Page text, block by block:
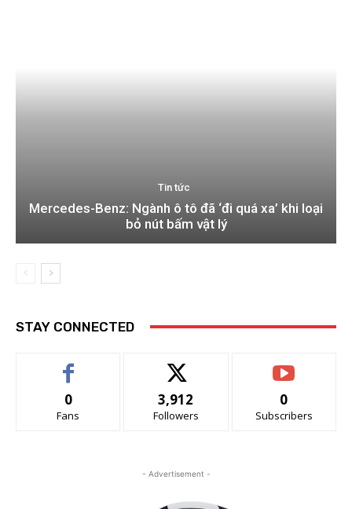
Tin tức
Mercedes-Benz: Ngành ô tô đã ‘đi quá xa’ khi loại
bỏ nút bấm vật lý
STAY CONNECTED
0
Fans
3,912
Followers
0
Subscribers
- Advertisement -